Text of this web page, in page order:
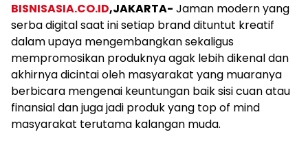
BISNISASIA.CO.ID,JAKARTA- Jaman modern yang
serba digital saat ini setiap brand dituntut kreatif
dalam upaya mengembangkan sekaligus
mempromosikan produknya agak lebih dikenal dan
akhirnya dicintai oleh masyarakat yang muaranya
berbicara mengenai keuntungan baik sisi cuan atau
finansial dan juga jadi produk yang top of mind
masyarakat terutama kalangan muda.